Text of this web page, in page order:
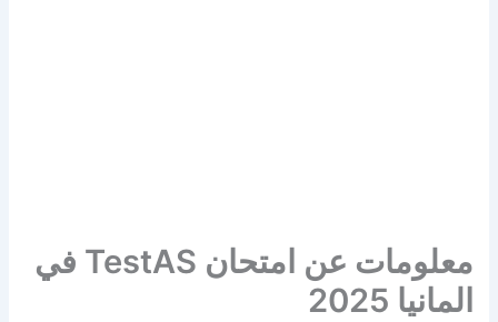
معلومات عن امتحان TestAS في
المانيا 2025